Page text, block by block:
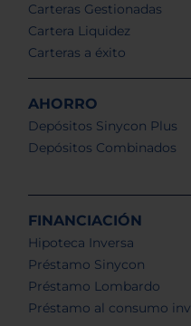
Carteras Gestionadas
Cartera Liquidez
Carteras a éxito
AHORRO
Depósitos Sinycon Plus
Depósitos Combinados
FINANCIACIÓN
Hipoteca Inversa
Préstamo Sinycon
Préstamo Lombardo
Préstamo al consumo